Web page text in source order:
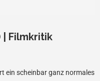
| Filmkritik
ein scheinbar ganz normales